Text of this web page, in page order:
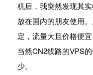
机后，我突然发现其
放在国内的朋友使用
定，流量大且价格便
当然CN2线路的VPS
少。